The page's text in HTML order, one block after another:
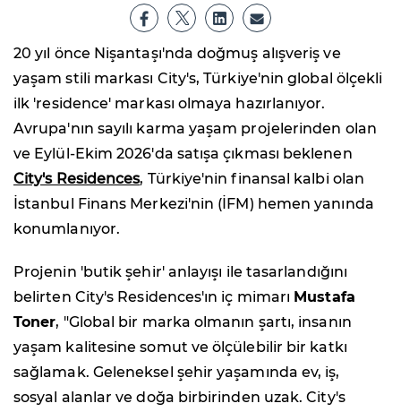
20 yıl önce Nişantaşı'nda doğmuş alışveriş ve
yaşam stili markası City's, Türkiye'nin global ölçekli
ilk 'residence' markası olmaya hazırlanıyor.
Avrupa'nın sayılı karma yaşam projelerinden olan
ve Eylül-Ekim 2026'da satışa çıkması beklenen
City's Residences, Türkiye'nin finansal kalbi olan
İstanbul Finans Merkezi'nin (İFM) hemen yanında
konumlanıyor.
Projenin 'butik şehir' anlayışı ile tasarlandığını
belirten City's Residences'ın iç mimarı Mustafa
Toner, "Global bir marka olmanın şartı, insanın
yaşam kalitesine somut ve ölçülebilir bir katkı
sağlamak. Geleneksel şehir yaşamında ev, iş,
sosyal alanlar ve doğa birbirinden uzak. City's